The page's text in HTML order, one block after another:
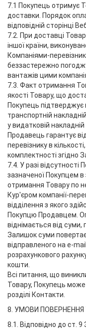
7.1 Покупець отримує
доставки. Порядок
відповідній сторінці
7.2. При доставці
іншої країни,
Компаніями-
беззастережно
вантажів цими
7.3. Факт отримання
якості Товару, що
Покупець
транспортній
у видатковій
Продавець гарантує
перевізнику в
комплектності згідно
7.4. У разі
зазначеної Покупцем в
отримання Товару по
Кур'єром компанії-
відділення з якого
Покупцю Продавцем.
віднімається від
Залишок суми
відправленого на e-
розрахункового
кошти.
Всі питання, що
Товару, Покупець
розділі Контакти.
8. УМОВИ
8.1. Відповідно до ст.